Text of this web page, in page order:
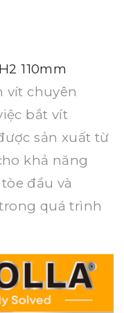
110mm
vít chuyên
bắt vít
sản xuất từ
khả năng
đầu và
quá trình